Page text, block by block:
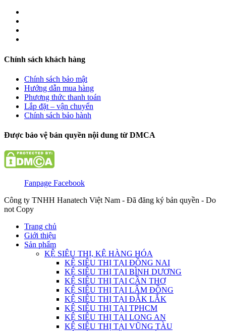
Chính sách khách hàng
Chính sách bảo mật
Hướng dẫn mua hàng
Phương thức thanh toán
Lắp đặt – vận chuyển
Chính sách bảo hành
Được bảo vệ bản quyền nội dung từ DMCA
Fanpage Facebook
Công ty TNHH Hanatech Việt Nam - Đã đăng ký bản quyền - Do
not Copy
Trang chủ
Giới thiệu
Sản phẩm
KỆ SIÊU THỊ, KỆ HÀNG HÓA
KỆ SIÊU THỊ TẠI ĐỒNG NAI
KỆ SIÊU THỊ TẠI BÌNH DƯƠNG
KỆ SIÊU THỊ TẠI CẦN THƠ
KỆ SIÊU THỊ TẠI LÂM ĐỒNG
KỆ SIÊU THỊ TẠI ĐẮK LẮK
KỆ SIÊU THỊ TẠI TPHCM
KỆ SIÊU THỊ TẠI LONG AN
KỆ SIÊU THỊ TẠI VŨNG TÀU